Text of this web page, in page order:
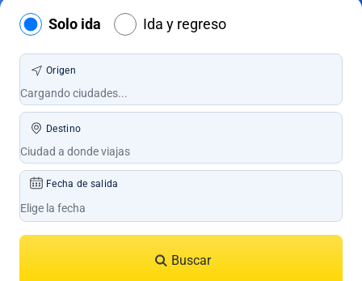
Solo ida Ida y regreso
Origen
Destino
Fecha de salida
Buscar